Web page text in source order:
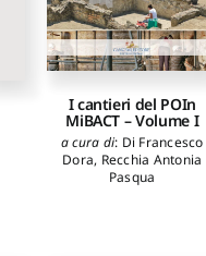
I cantieri del POIn
MiBACT – Volume I
a cura di: Di Francesco
Dora, Recchia Antonia
Pasqua